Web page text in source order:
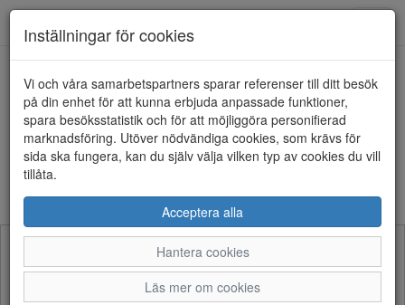
Herr - Tygskor (11 artiklar)
Sortera efter:
Inställningar för cookies
Vi och våra samarbetspartners sparar referenser till ditt besök
på din enhet för att kunna erbjuda anpassade funktioner,
spara besöksstatistik och för att möjliggöra personifierad
marknadsföring. Utöver nödvändiga cookies, som krävs för
sida ska fungera, kan du själv välja vilken typ av cookies du vill
tillåta.
Acceptera alla
Hantera cookies
Läs mer om cookies